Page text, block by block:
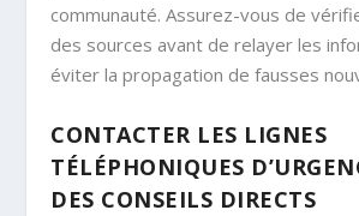
communauté. Assurez-vous de
des sources avant de relayer les
éviter la propagation de fausses
CONTACTER LES LIGNES
TÉLÉPHONIQUES
DES CONSEILS DIRECTS